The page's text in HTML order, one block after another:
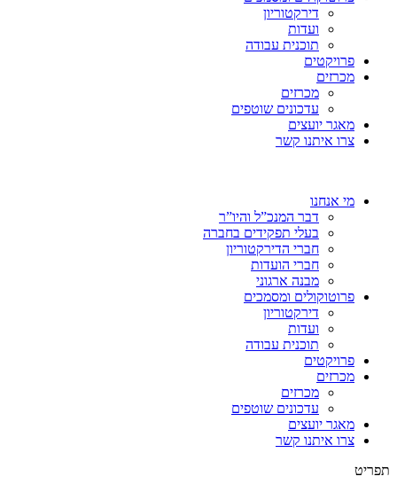
דירקטוריון
ועדות
תוכנית עבודה
פרויקטים
מכרזים
מכרזים
עדכונים שוטפים
מאגר יועצים
צרו איתנו קשר
מי אנחנו
דבר המנכ”ל והיו”ר
בעלי תפקידים בחברה
חברי הדירקטוריון
חברי הועדות
מבנה ארגוני
פרוטוקולים ומסמכים
דירקטוריון
ועדות
תוכנית עבודה
פרויקטים
מכרזים
מכרזים
עדכונים שוטפים
מאגר יועצים
צרו איתנו קשר
תפריט